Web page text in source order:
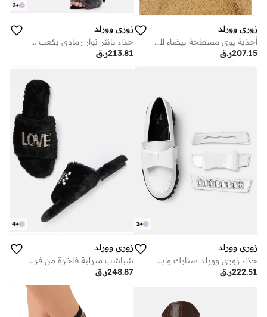
زوري وورلد
أحذية يوي مسطحة بيضاء للنساء بزخرفة زهور
ر.ق207.15
+
2
زوري وورلد
حذاء بانثر نوار رمادي بكعب عالٍ للنساء - كعب عالٍ من الفرو الصناعي، كعب 4 بوصات، نباتي معتمد من منظمة بيتا
ر.ق213.81
+
2
زوري وورلد
حذاء زوري وورلد ستارك وايت 3 في 1 متعدد الاستخدامات مصنوع من مادة نباتية براءات اختراع مع بطانة
ر.ق222.51
+
4
زوري وورلد
شباشب منزلية فاخرة من فرو نباتي ناعم بتصميم قلب
ر.ق248.87